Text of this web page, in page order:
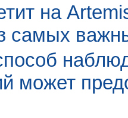
на
самых
может